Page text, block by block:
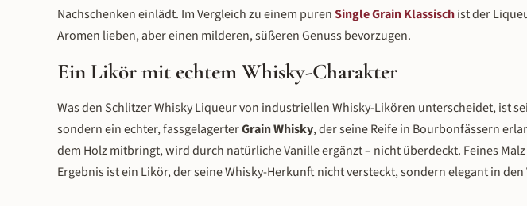
Nachschenken einlädt. Im Vergleich zu einem purenSingle Grain Klassischist der
Aromen lieben, aber einen milderen, süßeren Genuss bevorzugen.
Ein Likör mit echtem Whisky-Charakter
Was den Schlitzer Whisky Liqueur von industriellen Whisky-Likören unterscheidet, ist
sondern ein echter, fassgelagerterGrain Whisky, der seine Reife in Bourbonfässern
dem Holz mitbringt, wird durch natürliche Vanille ergänzt – nicht überdeckt. Feines
Ergebnis ist ein Likör, der seine Whisky-Herkunft nicht versteckt, sondern elegant in